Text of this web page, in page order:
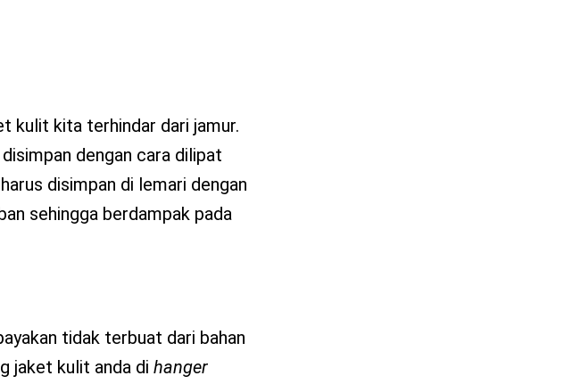
kulit kita terhindar dari jamur.
dengan cara dilipat
disimpan di lemari dengan
sehingga berdampak pada
tidak terbuat dari bahan
jaket kulit anda di hanger